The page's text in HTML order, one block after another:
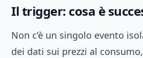
Il trigger: cosa è
Non c’è un singolo evento
dei dati sui prezzi al